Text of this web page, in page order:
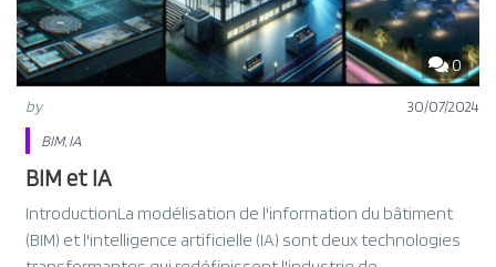
0
by
30/07/2024
BIM,IA
BIM et IA
IntroductionLa modélisation de l'information du bâtiment
(BIM) et l'intelligence artificielle (IA) sont deux technologies